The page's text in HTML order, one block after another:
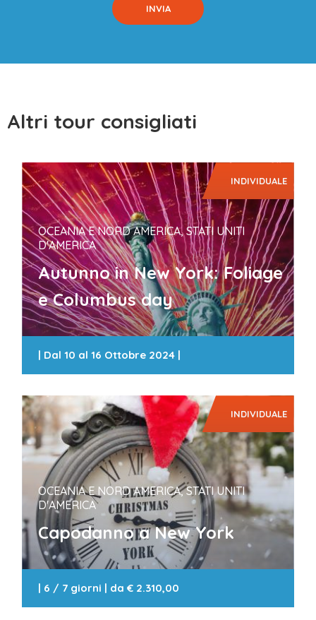
Altri tour consigliati
INDIVIDUALE
OCEANIA E NORD AMERICA, STATI UNITI
D'AMERICA
Autunno in New York: Foliage
e Columbus day
| Dal 10 al 16 Ottobre 2024 |
INDIVIDUALE
OCEANIA E NORD AMERICA, STATI UNITI
D'AMERICA
Capodanno a New York
| 6 / 7 giorni | da€ 2.310,00